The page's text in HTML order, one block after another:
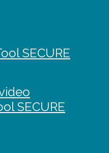
SECURE
SECURE